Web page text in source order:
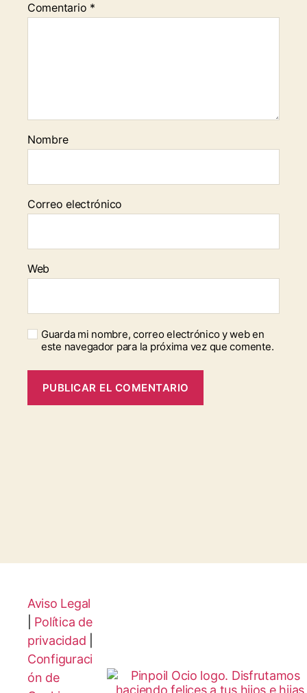
Comentario *
Nombre
Correo electrónico
Web
Guarda mi nombre, correo electrónico y web en
este navegador para la próxima vez que comente.
Aviso Legal
Política de
privacidad
Configuraci
ón de